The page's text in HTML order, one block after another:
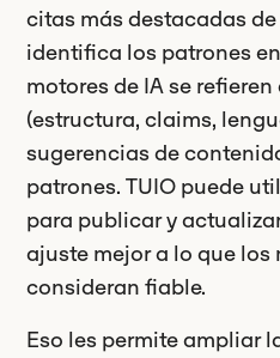
citas más destacadas
identifica los patrones
motores de IA se
(estructura, claims,
sugerencias de
patrones. TUIO puede
para publicar y
ajuste mejor a lo que los
consideran fiable.
Eso les permite ampliar